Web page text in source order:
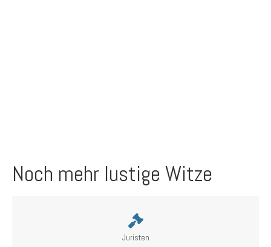
Noch mehr lustige Witze
Juristen